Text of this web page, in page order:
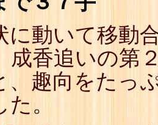
に動いて移動
成香追いの第
、趣向をたっ
。